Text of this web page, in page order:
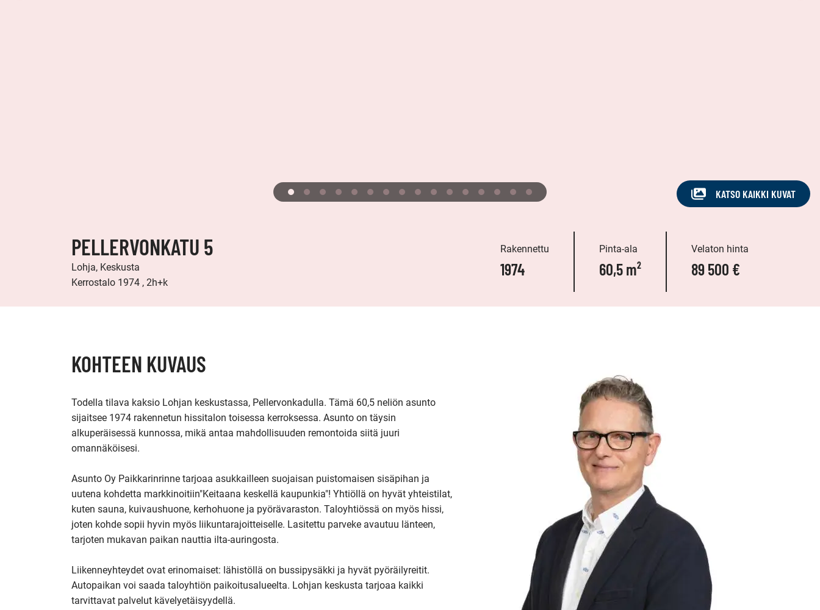
KATSO KAIKKI KUVAT
PELLERVONKATU 5
Lohja, Keskusta
Kerrostalo 1974 , 2h+k
Rakennettu
1974
Pinta-ala
60,5 m²
Velaton hinta
89 500 €
KOHTEEN KUVAUS
Todella tilava kaksio Lohjan keskustassa, Pellervonkadulla. Tämä 60,5 neliön asunto
sijaitsee 1974 rakennetun hissitalon toisessa kerroksessa. Asunto on täysin
alkuperäisessä kunnossa, mikä antaa mahdollisuuden remontoida siitä juuri
omannäköisesi.
Asunto Oy Paikkarinrinne tarjoaa asukkailleen suojaisan puistomaisen sisäpihan ja
uutena kohdetta markkinoitiin"Keitaana keskellä kaupunkia"! Yhtiöllä on hyvät yhteistilat,
kuten sauna, kuivaushuone, kerhohuone ja pyörävaraston. Taloyhtiössä on myös hissi,
joten kohde sopii hyvin myös liikuntarajoitteiselle. Lasitettu parveke avautuu länteen,
tarjoten mukavan paikan nauttia ilta-auringosta.
Liikenneyhteydet ovat erinomaiset: lähistöllä on bussipysäkki ja hyvät pyöräilyreitit.
Autopaikan voi saada taloyhtiön paikoitusalueelta. Lohjan keskusta tarjoaa kaikki
tarvittavat palvelut kävelyetäisyydellä.